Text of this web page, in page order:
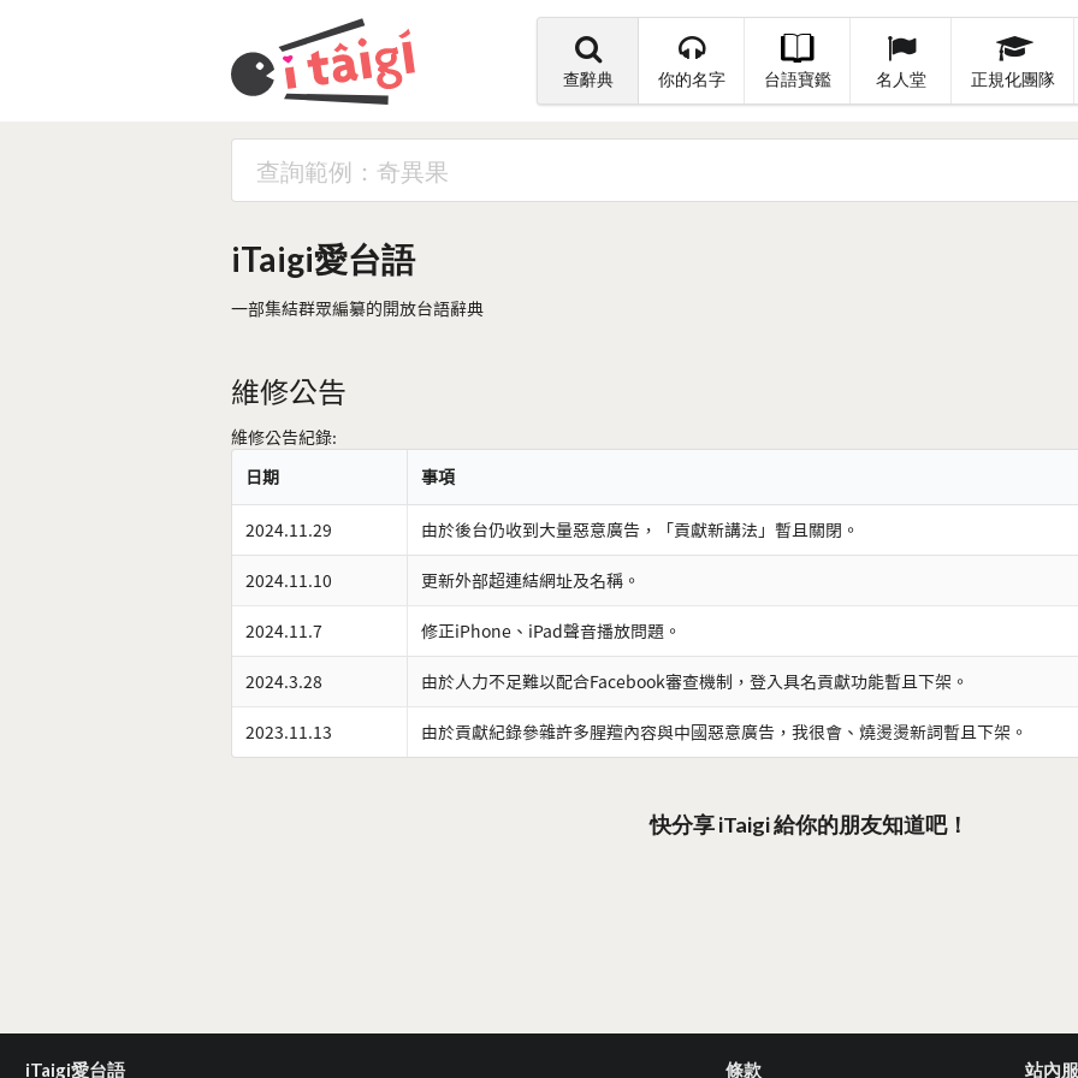
查辭典 你的名字 台語寶鑑 名人堂 正規化團隊
iTaigi愛台語
一部集結群眾編纂的開放台語辭典
維修公告
維修公告紀錄:
日期
事項
2024.11.29 由於後台仍收到大量惡意廣告，「貢獻新講法」暫且關閉。
2024.11.10 更新外部超連結網址及名稱。
2024.11.7 修正iPhone、iPad聲音播放問題。
2024.3.28 由於人力不足難以配合Facebook審查機制，登入具名貢獻功能暫且下架。
2023.11.13 由於貢獻紀錄參雜許多腥羶內容與中國惡意廣告，我很會、燒燙燙新詞暫且下架。
快分享 iTaigi 給你的朋友知道吧！
iTaigi愛台語 條款 站內